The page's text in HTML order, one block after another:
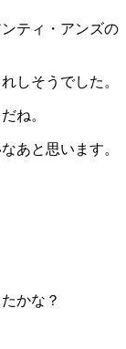
ティ・アンズの
しそうでした。
ね。
あと思います。
かな？